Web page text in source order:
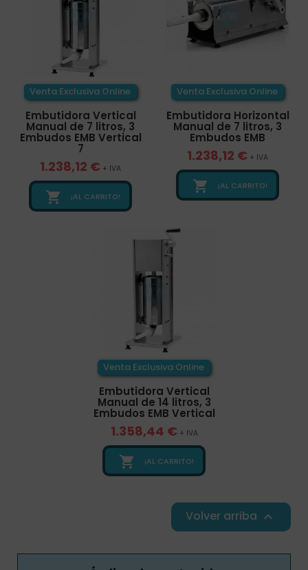
Venta Exclusiva Online
Embutidora Vertical
Manual de 7 litros, 3
Embudos EMB Vertical
7
1.238,12 € + IVA
 ¡AL CARRITO!
Venta Exclusiva Online
Embutidora Horizontal
Manual de 7 litros, 3
Embudos EMB
1.238,12 € + IVA
 ¡AL CARRITO!
Venta Exclusiva Online
Embutidora Vertical
Manual de 14 litros, 3
Embudos EMB Vertical
1.358,44 € + IVA
 ¡AL CARRITO!
Volver arriba 